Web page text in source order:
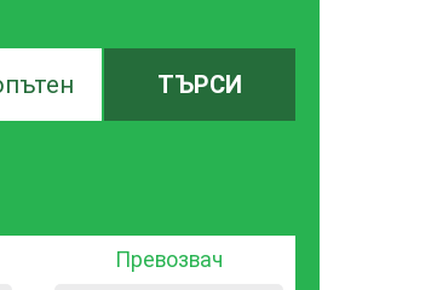
ТЪРСИ
Превозвач